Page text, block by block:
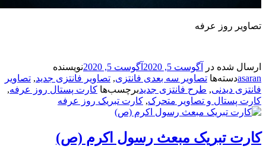
روز عرفه
شده درآگوست 5, 2020 آگوست 5, 2020
نویسنده
تصاویر سه بعدی فانتزی,تصاویر فانتزی جدید ,تصاویر
دیدنی,طرح فانتزی جدید برچسب‌هاکارت پستال روز عرفه,
و تصاویر متحرک ,کارت تبریک روز عرفه
تبریک مبعث رسول اکرم (ص)